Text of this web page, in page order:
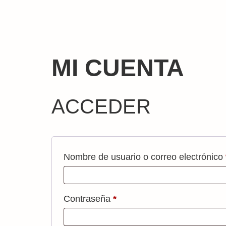
MI CUENTA
ACCEDER
Nombre de usuario o correo electrónico
Contraseña *